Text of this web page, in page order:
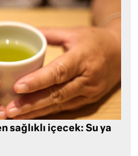
sağlıklı içecek: Su ya